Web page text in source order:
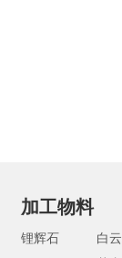
加工物料
锂辉石
白